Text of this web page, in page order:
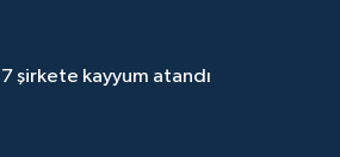
7 şirkete kayyum atandı